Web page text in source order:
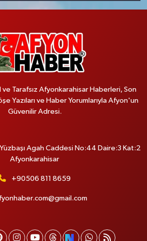
Tarafsız Afyonkarahisar Haberleri, Son
Yazıları ve Haber Yorumlarıyla Afyon'un
Güvenilir Adresi.
Agah Caddesi No:44 Daire:3 Kat:2
Afyonkarahisar
+90506 811 8659